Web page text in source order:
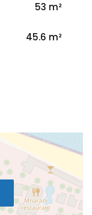
53 m²
45.6 m²